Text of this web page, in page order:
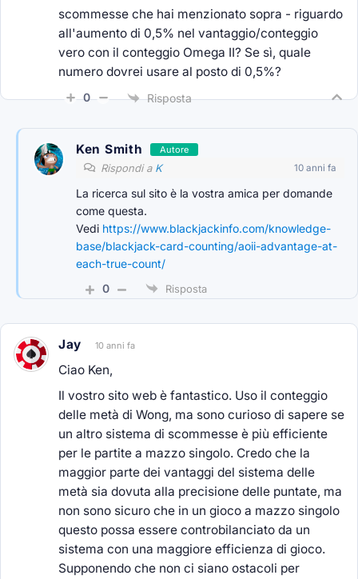
scommesse che hai menzionato sopra - riguardo
all'aumento di 0,5% nel vantaggio/conteggio
vero con il conteggio Omega II? Se sì, quale
numero dovrei usare al posto di 0,5%?
0 Risposta
Ken Smith Autore
Rispondi a K 10 anni fa
La ricerca sul sito è la vostra amica per domande
come questa.
Vedi https://www.blackjackinfo.com/knowledge-
base/blackjack-card-counting/aoii-advantage-at-
each-true-count/
0
Risposta
Jay 10 anni fa
Ciao Ken,
Il vostro sito web è fantastico. Uso il conteggio
delle metà di Wong, ma sono curioso di sapere se
un altro sistema di scommesse è più efficiente
per le partite a mazzo singolo. Credo che la
maggior parte dei vantaggi del sistema delle
metà sia dovuta alla precisione delle puntate, ma
non sono sicuro che in un gioco a mazzo singolo
questo possa essere controbilanciato da un
sistema con una maggiore efficienza di gioco.
Supponendo che non ci siano ostacoli per